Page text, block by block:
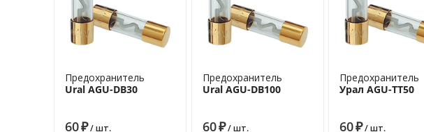
Предохранитель
Ural AGU-DB30
60₽/ шт.
Предохранитель
Ural AGU-DB100
60₽/ шт.
Предохранитель
Урал AGU-TT50
60₽/ шт.